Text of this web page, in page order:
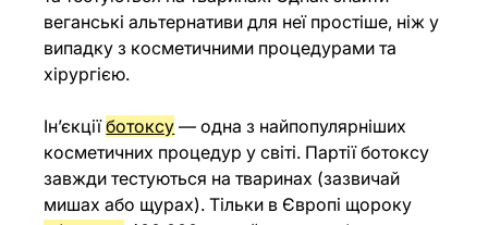
веганські альтернативи для неї простіше, ніж у
випадку з косметичними процедурами та
хірургією.
Ін’єкції ботоксу — одна з найпопулярніших
косметичних процедур у світі. Партії ботоксу
завжди тестуються на тваринах (зазвичай
мишах або щурах). Тільки в Європі щороку